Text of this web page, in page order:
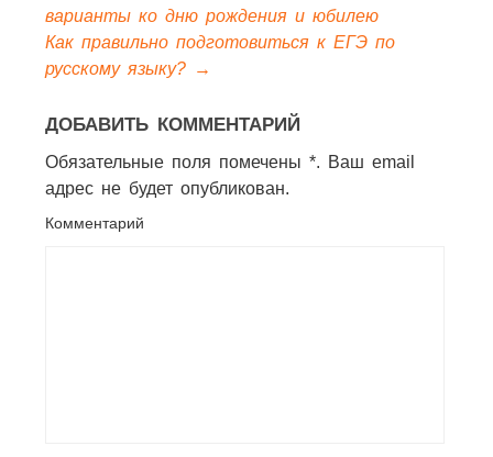
варианты ко дню рождения и юбилею
Как правильно подготовиться к ЕГЭ по
русскому языку? →
ДОБАВИТЬ КОММЕНТАРИЙ
Обязательные поля помечены *. Ваш email
адрес не будет опубликован.
Комментарий